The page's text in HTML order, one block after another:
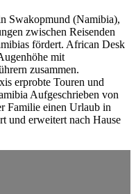
Swakopmund (Namibia),
zwischen Reisenden
fördert. African Desk
mit
zusammen.
erprobte Touren und
Aufgeschrieben von
Familie einen Urlaub in
und erweitert nach Hause